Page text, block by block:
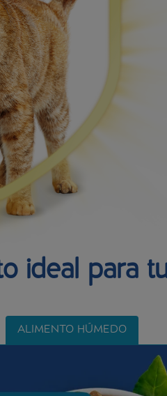
ideal para
ALIMENTO HÚMEDO